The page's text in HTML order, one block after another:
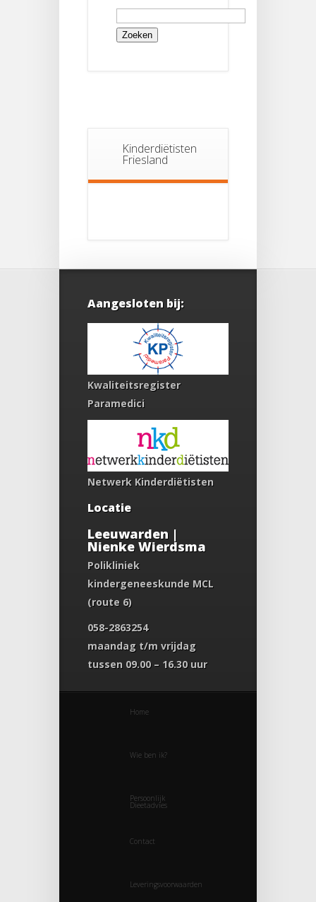
Zoeken
Kinderdiëtisten
Friesland
Aangesloten bij:
Kwaliteitsregister
Paramedici
Netwerk Kinderdiëtisten
Locatie
Leeuwarden |
Nienke Wierdsma
Polikliniek
kindergeneeskunde MCL
(route 6)
058-2863254
maandag t/m vrijdag
tussen 09.00 – 16.30 uur
Home
Wie ben ik?
Persoonlijk
Dieetadvies
Contact
Leveringsvoorwaarden